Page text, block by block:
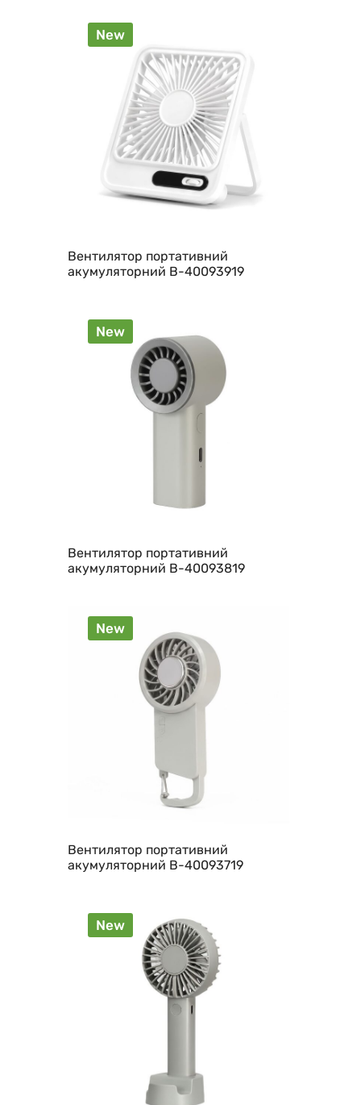
New
Вентилятор портативний
акумуляторний B-40093919
New
Вентилятор портативний
акумуляторний B-40093819
New
Вентилятор портативний
акумуляторний B-40093719
New